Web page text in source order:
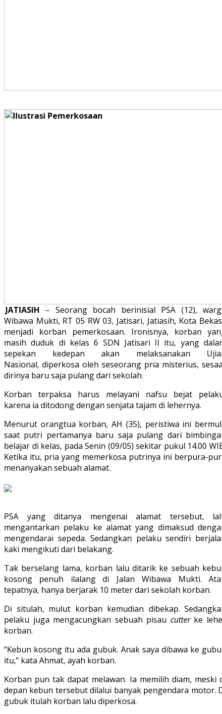
JATIASIH – Seorang bocah berinisial PSA (12),
Wibawa Mukti, RT 05 RW 03, Jatisari, Jatiasih, Kota
menjadi korban pemerkosaan. Ironisnya, korban
masih duduk di kelas 6 SDN Jatisari II itu, yang
sepekan kedepan akan melaksanakan
Nasional, diperkosa oleh seseorang pria misterius,
dirinya baru saja pulang dari sekolah.
Korban terpaksa harus melayani nafsu bejat
karena ia ditodong dengan senjata tajam di lehernya.
Menurut orangtua korban, AH (35), peristiwa ini
saat putri pertamanya baru saja pulang dari
belajar di kelas, pada Senin (09/05) sekitar pukul 14.00
Ketika itu, pria yang memerkosa putrinya ini berpura-
menanyakan sebuah alamat.
PSA yang ditanya mengenai alamat tersebut,
mengantarkan pelaku ke alamat yang dimaksud
mengendarai sepeda. Sedangkan pelaku sendiri
kaki mengikuti dari belakang.
Tak berselang lama, korban lalu ditarik ke sebuah
kosong penuh ilalang di Jalan Wibawa Mukti.
tepatnya, hanya berjarak 10 meter dari sekolah korban.
Di situlah, mulut korban kemudian dibekap.
pelaku juga mengacungkan sebuah pisau cutterke
korban.
“Kebun kosong itu ada gubuk. Anak saya dibawa ke
itu,” kata Ahmat, ayah korban.
Korban pun tak dapat melawan. Ia memilih diam, meski
depan kebun tersebut dilalui banyak pengendara motor.
gubuk itulah korban lalu diperkosa.